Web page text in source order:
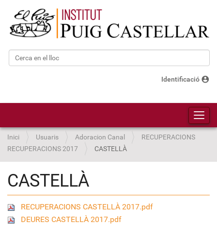
Cerca
Identificació account_circle
Inici Usuaris Adoracion Canal
RECUPERACIONS
RECUPERACIONS 2017
CASTELLÀ
CASTELLÀ
RECUPERACIONS CASTELLÀ 2017.pdf
DEURES CASTELLÀ 2017.pdf